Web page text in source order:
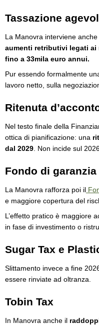
Tassazione
La Manovra interviene
aumenti retributivi legati
fino a 33mila euro annui.
Pur essendo formalmente
lavoro netto, sulla
Ritenuta
Nel testo finale della
ottica di pianificazione: una
dal 2029 . Non incide sul
Fondo di garanzia
La Manovra rafforza poi il
e maggiore copertura del
L’effetto pratico è maggiore
in fase di investimento o
Sugar Tax e
Slittamento invece a fine
essere rinviate ad oltranza.
Tobin Tax
In Manovra anche il